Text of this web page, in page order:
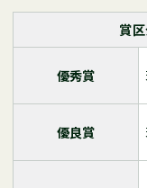
賞
優秀賞
優良賞